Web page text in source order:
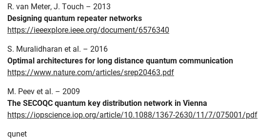
R. van Meter, J. Touch – 2013
Designing quantum repeater networks
https://ieeexplore.ieee.org/document/6576340
S. Muralidharan et al. – 2016
Optimal architectures for long distance quantum communication
https://www.nature.com/articles/srep20463.pdf
M. Peev et al. – 2009
The SECOQC quantum key distribution network in Vienna
https://iopscience.iop.org/article/10.1088/1367-2630/11/7/075001/pdf
qunet